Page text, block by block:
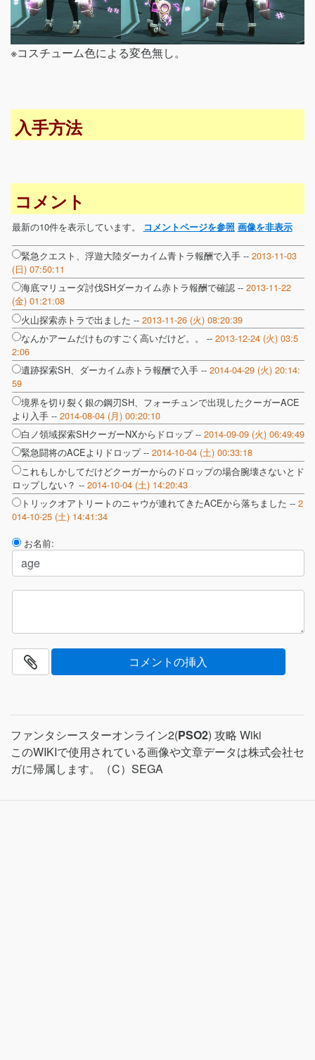
※コスチューム色による変色無し。
入手方法
コメント
最新の10件を表示しています。 コメントページを参照 画像を非表示
緊急クエスト、浮遊大陸ダーカイム青トラ報酬で入手 -- 2013-11-03
(日) 07:50:11
海底マリューダ討伐SHダーカイム赤トラ報酬で確認 -- 2013-11-22
(金) 01:21:08
火山探索赤トラで出ました -- 2013-11-26 (火) 08:20:39
なんかアームだけものすごく高いだけど。。 -- 2013-12-24 (火) 03:5
2:06
遺跡探索SH、ダーカイム赤トラ報酬で入手 -- 2014-04-29 (火) 20:14:
59
境界を切り裂く銀の鋼刃SH、フォーチュンで出現したクーガーACE
より入手 -- 2014-08-04 (月) 00:20:10
白ノ領域探索SHクーガーNXからドロップ -- 2014-09-09 (火) 06:49:49
緊急闘将のACEよりドロップ -- 2014-10-04 (土) 00:33:18
これもしかしてだけどクーガーからのドロップの場合腕壊さないとド
ロップしない？ -- 2014-10-04 (土) 14:20:43
トリックオアトリートのニャウが連れてきたACEから落ちました -- 2
014-10-25 (土) 14:41:34
お名前:
ファンタシースターオンライン2(PSO2) 攻略 Wiki
このWIKIで使用されている画像や文章データは株式会社セ
ガに帰属します。（C）SEGA